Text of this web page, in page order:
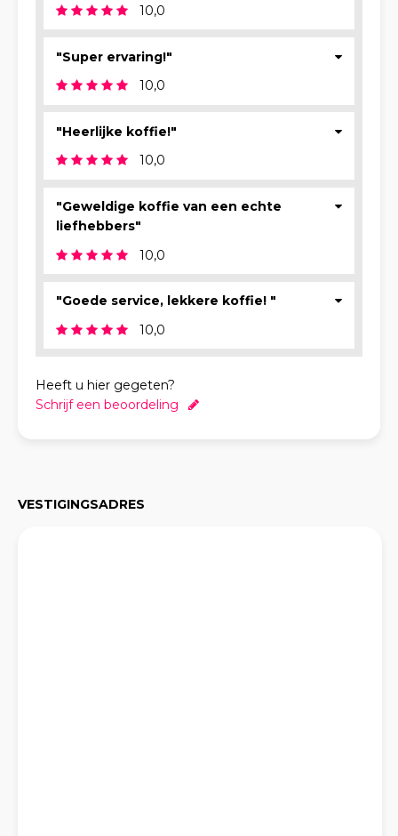
10,0
"Super ervaring!"
10,0
"Heerlijke koffie!"
10,0
"Geweldige koffie van een echte
liefhebbers"
10,0
"Goede service, lekkere koffie! "
10,0
Heeft u hier gegeten?
Schrijf een beoordeling
VESTIGINGSADRES